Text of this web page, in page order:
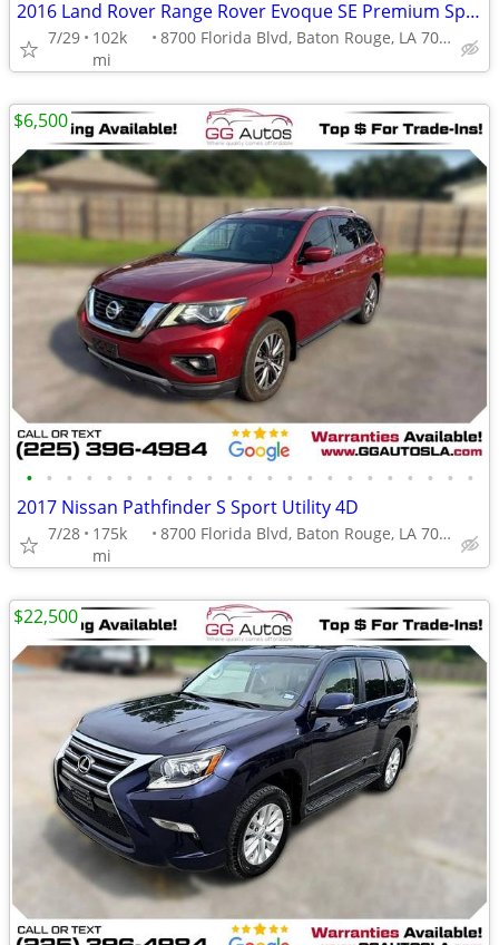
2016 Land Rover Range Rover Evoque SE Premium Sport Utility 4D
7/29
102k
mi
8700 Florida Blvd, Baton Rouge, LA 70815
• • • • • • • • • • • • • • • • • • • • • • •
2017 Nissan Pathfinder S Sport Utility 4D
7/28
175k
mi
8700 Florida Blvd, Baton Rouge, LA 70815
$6,500
$22,500